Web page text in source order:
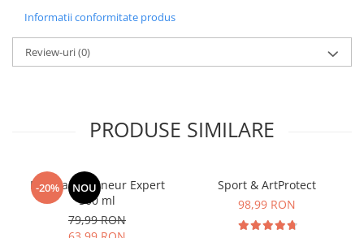
Informatii conformitate produs
Review-uri(0)
PRODUSE SIMILARE
-20% NOU
Manhaē Draineur Expert
500 ml
79,99 RON
Sport & ArtProtect
98,99 RON